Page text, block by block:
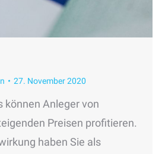
27. November 2020
können Anleger von
Preisen profitieren.
haben Sie als